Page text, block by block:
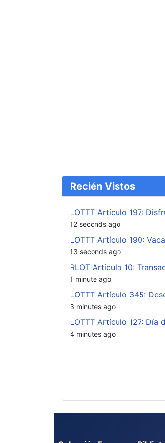
Recién Vistos
LOTTT Artículo 197:
12 seconds ago
LOTTT Artículo 190:
13 seconds ago
RLOT Artículo 10:
1 minute ago
LOTTT Artículo 345:
3 minutes ago
LOTTT Artículo 127: Día
4 minutes ago